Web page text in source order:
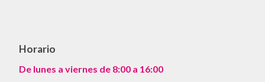
Horario
De lunes a viernes de 8:00 a 16:00